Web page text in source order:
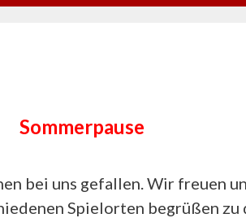
Sommerpause
bei uns gefallen. Wir freuen
Spielorten begrüßen